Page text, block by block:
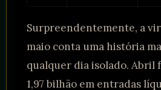
Surpreendentemente, a
maio conta uma história
qualquer dia isolado. Abril
1,97 bilhão em entradas